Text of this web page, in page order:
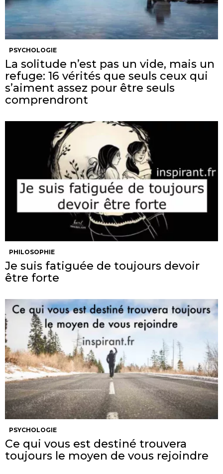
PSYCHOLOGIE
La solitude n’est pas un vide, mais un
refuge: 16 vérités que seuls ceux qui
s’aiment assez pour être seuls
comprendront
PHILOSOPHIE
Je suis fatiguée de toujours devoir
être forte
PSYCHOLOGIE
Ce qui vous est destiné trouvera
toujours le moyen de vous rejoindre